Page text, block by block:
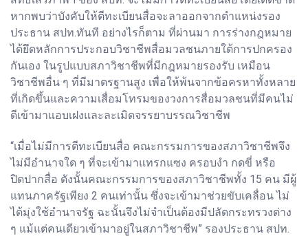
หากพบว่าบังคับให้ตีทะเบียนสื่อจะลาออกจากตำแหน่งรอง
ประธาน สปท.ทันที อย่างไรก็ตาม ที่ผ่านมา การร่างกฎหมาย
ได้ยึดหลักการประกอบวิชาชีพสื่อมวลชนภายใต้การปกครอง
กันเอง ในรูปแบบสภาวิชาชีพที่มีกฎหมายรองรับ เหมือน
วิชาชีพอื่น ๆ ที่มีมาตรฐานสูง เพื่อให้พ้นจากข้อครหาทั้งหลาย
ที่เกิดขึ้นและความเสื่อมโทรมของวงการสื่อมวลชนที่มีคนไม่
ดีเข้ามาแอบเฝงและละเมิดจรรยาบรรณวิชาชีพ
“เมื่อไม่มีการตีทะเบียนสื่อ คณะกรรมการของสภาวิชาชีพจึง
ไม่มีอำนาจใด ๆ ที่จะเข้ามาแทรกแซง ครอบงำ กดขี่ หรือ
ปิดปากสื่อ ดังนั้นคณะกรรมการของสภาวิชาชีพทั้ง 15 คน มีผู้
แทนภาครัฐเพียง 2 คนเท่านั้น ซึ่งจะเข้ามาช่วยขับเคลื่อน ไม่
ได้มุ่งใช้อำนาจรัฐ ฉะนั้นจึงไม่จำเป็นต้องมีปลัดกระทรวงต่าง
ๆ แม้แต่คนเดียวเข้ามาอยู่ในสภาวิชาชีพ” รองประธาน สปท.